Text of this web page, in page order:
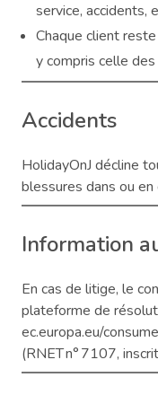
service, accidents,
Chaque client
y compris celle
Accidents
HolidayOnJ décline
blessures dans ou en
Information
En cas de litige, le
plateforme de
ec.europa.eu/
(RNET n° 7107,